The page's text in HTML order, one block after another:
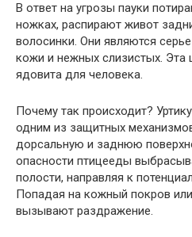
В ответ на угрозы пауки
ножках, распирают живот
волосинки. Они являются
кожи и нежных слизистых.
ядовита для человека.
Почему так происходит?
одним из защитных
дорсальную и заднюю
опасности птицееды
полости, направляя к
Попадая на кожный покров
вызывают раздражение.